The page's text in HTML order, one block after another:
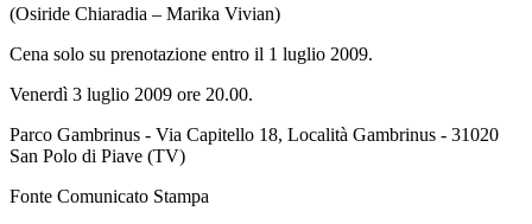
(Osiride Chiaradia – Marika Vivian)
Cena solo su prenotazione entro il 1 luglio 2009.
Venerdì 3 luglio 2009 ore 20.00.
Parco Gambrinus - Via Capitello 18, Località Gambrinus - 31020
San Polo di Piave (TV)
Fonte Comunicato Stampa